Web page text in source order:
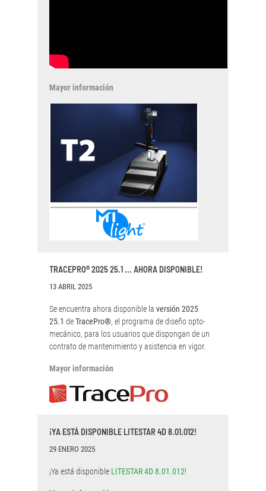
Mayor información
TRACEPRO® 2025 25.1 ... AHORA DISPONIBLE!
13 ABRIL 2025
Se encuentra ahora disponible la versión 2025
25.1 deTracePro®, el programa de diseño opto-
mecánico, para los usuarios que dispongan de un
contrato de mantenimiento y asistencia en vigor.
Mayor información
¡YA ESTÁ DISPONIBLE LITESTAR 4D 8.01.012!
29 ENERO 2025
¡Ya está disponible LITESTAR 4D 8.01.012!